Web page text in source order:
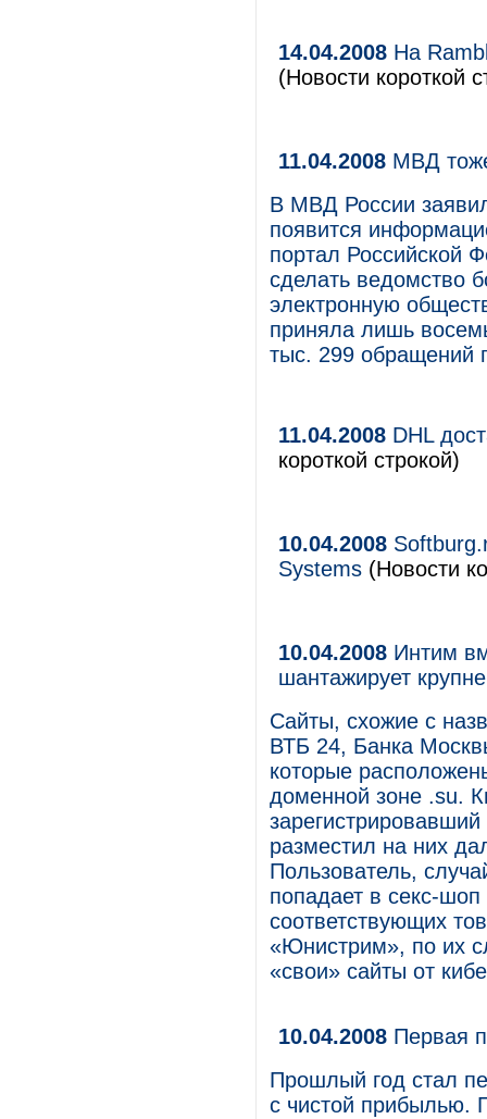
14.04.2008 На
(Новости короткой
11.04.2008 МВД
В МВД России
появится
портал Российской
сделать ведомство
электронную
приняла лишь
тыс. 299 обращений
11.04.2008 DHL
короткой строкой)
10.04.2008
Systems (Новости
10.04.2008 Интим
шантажирует
Сайты, схожие с
ВТБ 24, Банка
которые
доменной зоне .su.
разместил на них
Пользователь,
попадает в секс-
соответствующих
«Юнистрим», по их
«свои» сайты от
10.04.2008 Первая
Прошлый год стал
с чистой прибылью.